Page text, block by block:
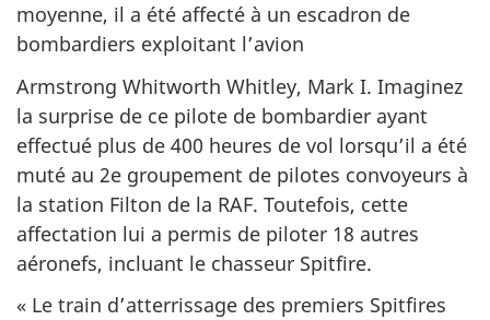
moyenne, il a été affecté à un escadron de
bombardiers exploitant l’avion
Armstrong Whitworth Whitley, Mark I. Imaginez
la surprise de ce pilote de bombardier ayant
effectué plus de 400 heures de vol lorsqu’il a été
muté au 2e groupement de pilotes convoyeurs à
la station Filton de la RAF. Toutefois, cette
affectation lui a permis de piloter 18 autres
aéronefs, incluant le chasseur Spitfire.
« Le train d’atterrissage des premiers Spitfires